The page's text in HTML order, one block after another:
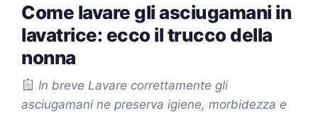
Come lavare gli asciugamani in
lavatrice: ecco il trucco della
nonna
In breve Lavare correttamente gli
asciugamani ne preserva igiene, morbidezza e